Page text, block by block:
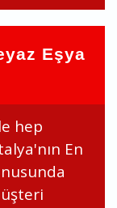
Eşya
hep
En